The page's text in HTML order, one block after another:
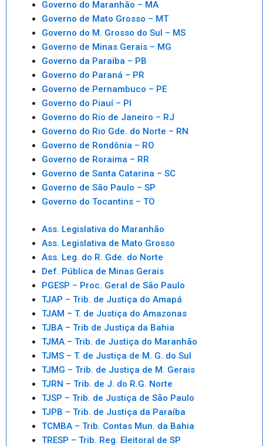
Governo do Maranhão – MA
Governo de Mato Grosso – MT
Governo do M. Grosso do Sul – MS
Governo de Minas Gerais – MG
Governo da Paraíba – PB
Governo do Paraná – PR
Governo de Pernambuco – PE
Governo do Piauí – PI
Governo do Rio de Janeiro – RJ
Governo do Rio Gde. do Norte – RN
Governo de Rondônia – RO
Governo de Roraima – RR
Governo de Santa Catarina – SC
Governo de São Paulo – SP
Governo do Tocantins – TO
Ass. Legislativa do Maranhão
Ass. Legislativa de Mato Grosso
Ass. Leg. do R. Gde. do Norte
Def. Pública de Minas Gerais
PGESP – Proc. Geral de São Paulo
TJAP – Trib. de Justiça do Amapá
TJAM – T. de Justiça do Amazonas
TJBA – Trib de Justiça da Bahia
TJMA – Trib. de Justiça do Maranhão
TJMS – T. de Justiça de M. G. do Sul
TJMG – Trib. de Justiça de M. Gerais
TJRN – Trib. de J. do R.G. Norte
TJSP – Trib. de Justiça de São Paulo
TJPB – Trib. de Justiça da Paraíba
TCMBA – Trib. Contas Mun. da Bahia
TRESP – Trib. Reg. Eleitoral de SP